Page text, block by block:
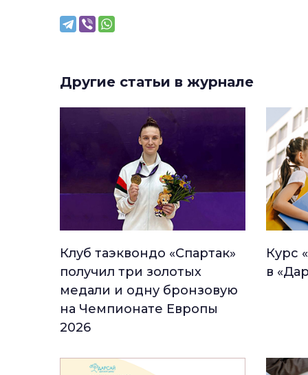
Другие статьи в журнале
Клуб таэквондо «Спартак»
получил три золотых
медали и одну бронзовую
на Чемпионате Европы
2026
Курс
в